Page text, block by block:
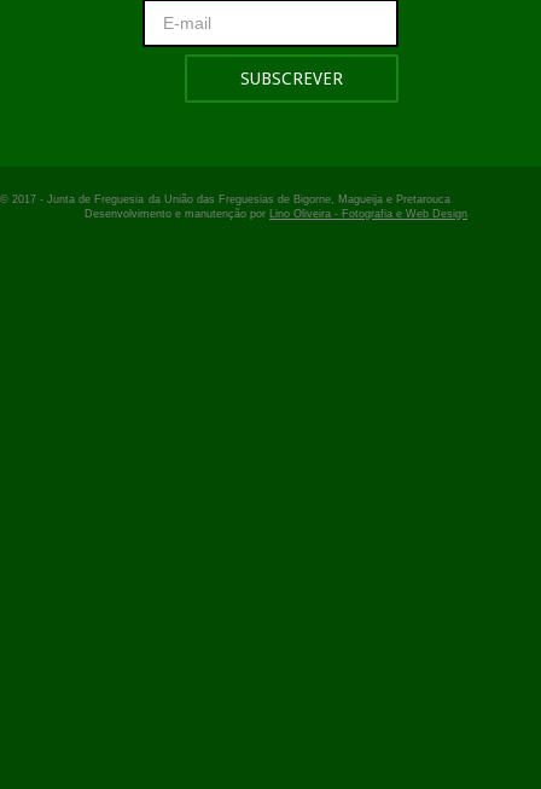
© 2017 - Junta de Freguesia da União das Freguesias de Bigorne, Magueija e Pretarouca
Desenvolvimento e manutenção por
Lino Oliveira - Fotografia e Web Design